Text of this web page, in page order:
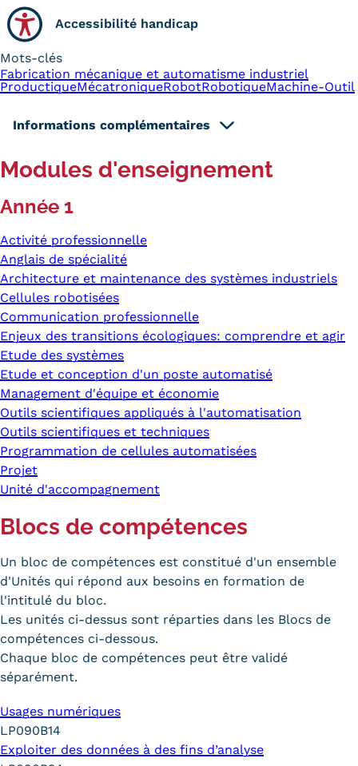
Accessibilité handicap
Mots-clés
Fabrication mécanique et automatisme industriel
ProductiqueMécatroniqueRobotRobotiqueMachine-Outil
Informations complémentaires
Modules d'enseignement
Année 1
Activité professionnelle
Anglais de spécialité
Architecture et maintenance des systèmes industriels
Cellules robotisées
Communication professionnelle
Enjeux des transitions écologiques: comprendre et agir
Etude des systèmes
Etude et conception d'un poste automatisé
Management d'équipe et économie
Outils scientifiques appliqués à l'automatisation
Outils scientifiques et techniques
Programmation de cellules automatisées
Projet
Unité d'accompagnement
Blocs de compétences
Un bloc de compétences est constitué d'un ensemble
d'Unités qui répond aux besoins en formation de
l'intitulé du bloc.
Les unités ci-dessus sont réparties dans les Blocs de
compétences ci-dessous.
Chaque bloc de compétences peut être validé
séparément.
Usages numériques
LP090B14
Exploiter des données à des fins d’analyse